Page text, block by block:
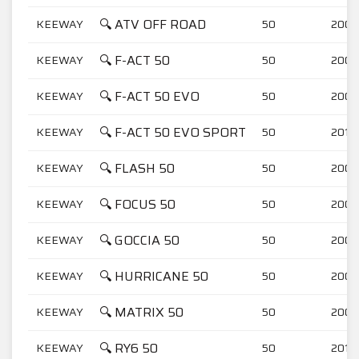
KEEWAY 🔍 ATV OFF ROAD 50
KEEWAY 🔍 F-ACT 50 50
KEEWAY 🔍 F-ACT 50 EVO 50
KEEWAY 🔍 F-ACT 50 EVO SPORT 50
KEEWAY 🔍 FLASH 50 50
KEEWAY 🔍 FOCUS 50 50
KEEWAY 🔍 GOCCIA 50 50
KEEWAY 🔍 HURRICANE 50 50
KEEWAY 🔍 MATRIX 50 50
KEEWAY 🔍 RY6 50 50